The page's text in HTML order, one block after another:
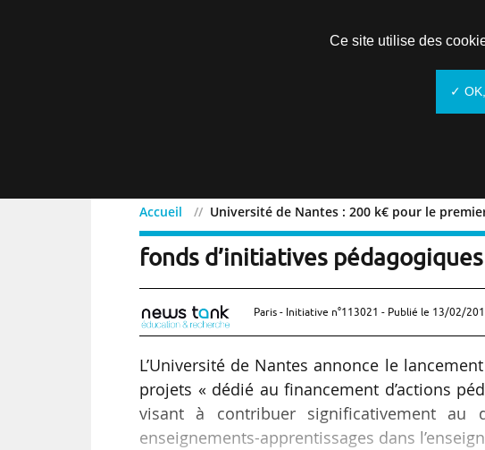
Accueil Université de Nantes : 200 k€ pour le
Université de Nantes : 200 k€
fonds d’initiatives pédagogiques
Paris - Initiative n°113021 - Publié le 13/02/
L’Université de Nantes annonce le
projets « dédié au financement d’actions
visant à contribuer significativement au
enseignements-apprentissages dans
Ce site utilise des
✓